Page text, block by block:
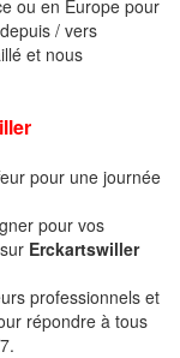
ou en Europe pour
/ vers
et nous
pour une journée
pour vos
Erckartswiller
professionnels et
répondre à tous